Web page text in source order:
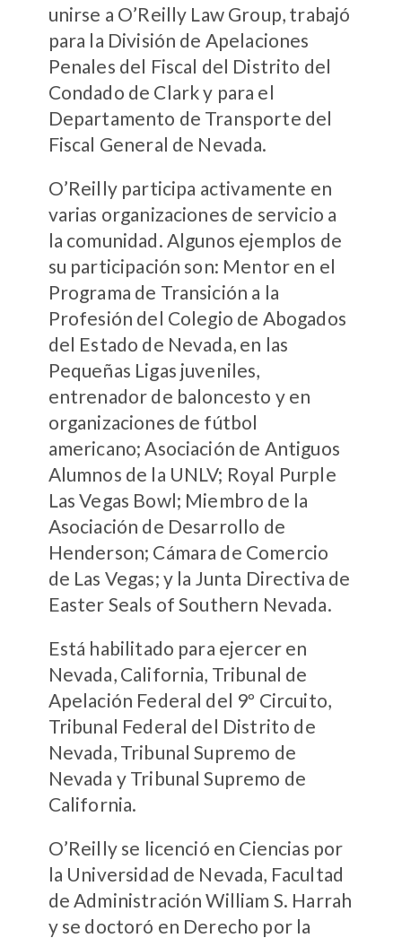
unirse a O’Reilly Law Group, trabajó
para la División de Apelaciones
Penales del Fiscal del Distrito del
Condado de Clark y para el
Departamento de Transporte del
Fiscal General de Nevada.
O’Reilly participa activamente en
varias organizaciones de servicio a
la comunidad. Algunos ejemplos de
su participación son: Mentor en el
Programa de Transición a la
Profesión del Colegio de Abogados
del Estado de Nevada, en las
Pequeñas Ligas juveniles,
entrenador de baloncesto y en
organizaciones de fútbol
americano; Asociación de Antiguos
Alumnos de la UNLV; Royal Purple
Las Vegas Bowl; Miembro de la
Asociación de Desarrollo de
Henderson; Cámara de Comercio
de Las Vegas; y la Junta Directiva de
Easter Seals of Southern Nevada.
Está habilitado para ejercer en
Nevada, California, Tribunal de
Apelación Federal del 9º Circuito,
Tribunal Federal del Distrito de
Nevada, Tribunal Supremo de
Nevada y Tribunal Supremo de
California.
O’Reilly se licenció en Ciencias por
la Universidad de Nevada, Facultad
de Administración William S. Harrah
y se doctoró en Derecho por la